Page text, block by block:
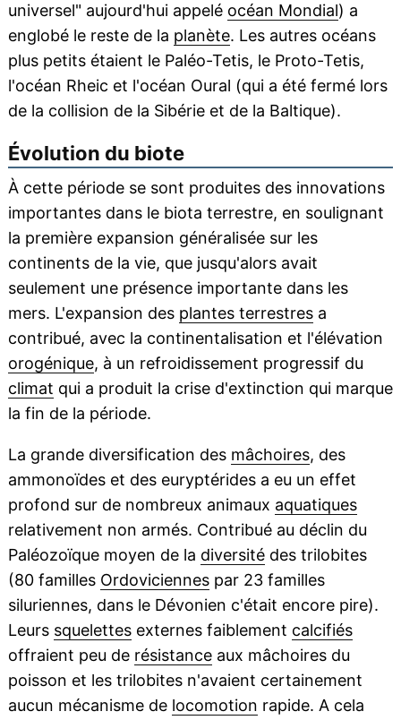
universel" aujourd'hui appelé océan Mondial) a
englobé le reste de la planète. Les autres océans
plus petits étaient le Paléo-Tetis, le Proto-Tetis,
l'océan Rheic et l'océan Oural (qui a été fermé lors
de la collision de la Sibérie et de la Baltique).
Évolution du biote
À cette période se sont produites des innovations
importantes dans le biota terrestre, en soulignant
la première expansion généralisée sur les
continents de la vie, que jusqu'alors avait
seulement une présence importante dans les
mers. L'expansion des plantes terrestresa
contribué, avec la continentalisation et l'élévation
orogénique, à un refroidissement progressif du
climat qui a produit la crise d'extinction qui marque
la fin de la période.
La grande diversification des mâchoires, des
ammonoïdes et des euryptérides a eu un effet
profond sur de nombreux animaux aquatiques
relativement non armés. Contribué au déclin du
Paléozoïque moyen de la diversitédes trilobites
(80 familles Ordoviciennespar 23 familles
siluriennes, dans le Dévonien c'était encore pire).
Leurs squelettesexternes faiblement calcifiés
offraient peu de résistanceaux mâchoires du
poisson et les trilobites n'avaient certainement
aucun mécanisme de locomotion rapide. A cela